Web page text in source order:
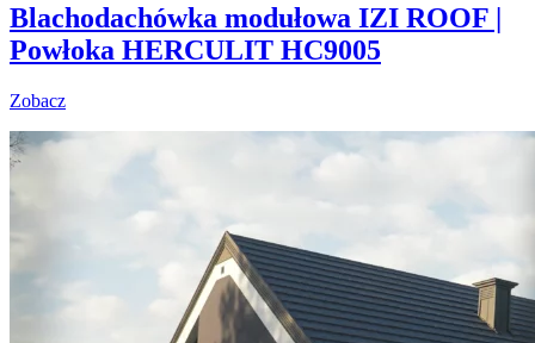
Blachodachówka modułowa IZI ROOF |
Powłoka HERCULIT HC9005
Zobacz